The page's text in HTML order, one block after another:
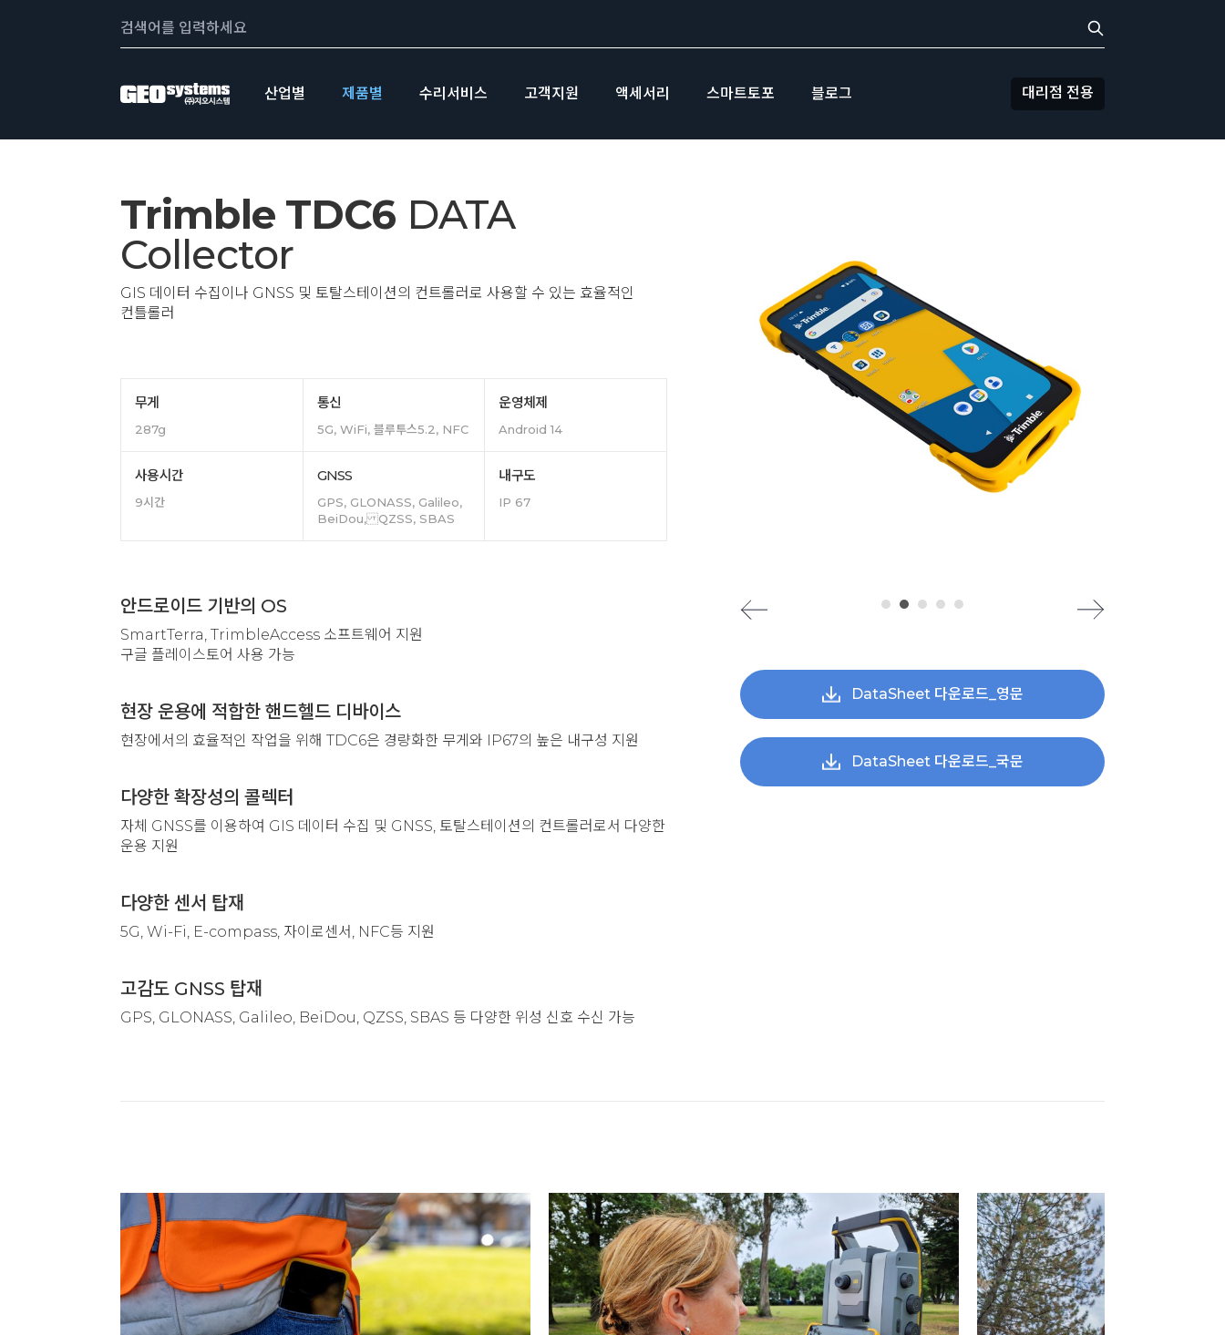
Search:
산업별 제품별 수리서비스 고객지원 액세서리 스마트토포 블로그 대리점 전용
Trimble TDC6 DATA
Collector
GIS 데이터 수집이나 GNSS 및 토탈스테이션의 컨트롤러로 사용할 수 있는 효율적인
컨틀롤러
DataSheet 다운로드_영문
DataSheet 다운로드_국문
무게
287g
통신
5G, WiFi, 블루투스5.2, NFC
운영체제
Android 14
사용시간
9시간
GNSS
GPS, GLONASS, Galileo,
BeiDou, QZSS, SBAS
내구도
IP 67
안드로이드 기반의 OS
SmartTerra, TrimbleAccess 소프트웨어 지원
구글 플레이스토어 사용 가능
현장 운용에 적합한 핸드헬드 디바이스
현장에서의 효율적인 작업을 위해 TDC6은 경량화한 무게와 IP67의 높은 내구성 지원
다양한 확장성의 콜렉터
자체 GNSS를 이용하여 GIS 데이터 수집 및 GNSS, 토탈스테이션의 컨트롤러로서 다양한
운용 지원
다양한 센서 탑재
5G, Wi-Fi, E-compass, 자이로센서, NFC등 지원
고감도 GNSS 탑재
GPS, GLONASS, Galileo, BeiDou, QZSS, SBAS 등 다양한 위성 신호 수신 가능